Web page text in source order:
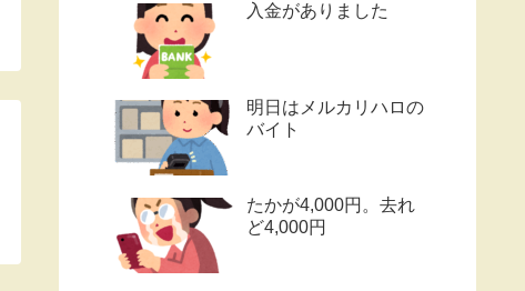
入金がありました
明日はメルカリハロの
バイト
たかが4,000円。去れ
ど4,000円